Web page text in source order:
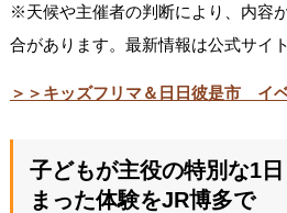
※天候や主催者の判断により、内容
合があります。最新情報は公式サイ
＞＞キッズフリマ＆日日彼是市 イ
子どもが主役の特別な1
まった体験をJR博多で